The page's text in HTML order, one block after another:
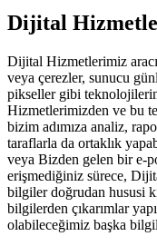
Dijital
Dijital Hizmetlerimiz
veya çerezler, sunucu
pikseller gibi
Hizmetlerimizden ve bu
bizim adımıza analiz,
taraflarla da ortaklık
veya Bizden gelen bir e-
erişmediğiniz sürece,
bilgiler doğrudan hususi
bilgilerden çıkarımlar
olabileceğimiz başka